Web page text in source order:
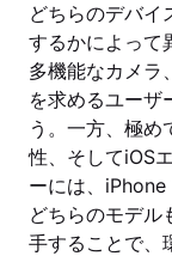
どちらのデバイ
するかによって
多機能なカメラ
を求めるユーザ
う。一方、極め
性、そしてiOS
ーには、iPhone
どちらのモデル
手することで、